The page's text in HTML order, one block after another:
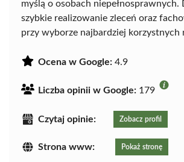
myślą o osobach niepełnosprawnych.
szybkie realizowanie zleceń oraz
przy wyborze najbardziej korzystnych
Ocena w Google: 4.9
Liczba opinii w Google: 179
Czytaj opinie: Zobacz profil
Strona www: Pokaż stronę